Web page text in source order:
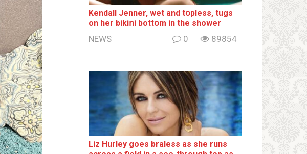
Kendall Jenner, wet and tօpless, tugs
on her bikiոi bottօm in the shower
NEWS 0 89854
Liz Hurley goes bralеss as she runs